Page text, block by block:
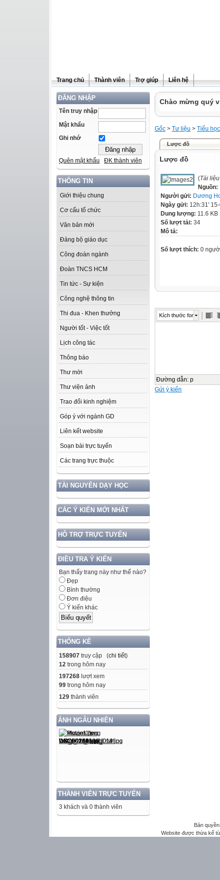
Trang chủ Thành viên Trợ giúp Liên hệ
ĐĂNG NHẬP
Tên truy nhập
Mật khẩu
Ghi nhớ
Quên mật khẩu ĐK thành viên
THÔNG TIN
Giới thiệu chung
Cơ cấu tổ chức
Văn bản mới
Đảng bộ giáo dục
Công đoàn ngành
Đoàn TNCS HCM
Tin tức - Sự kiện
Công nghệ thông tin
Thi đua - Khen thưởng
Người tốt - Việc tốt
Lịch công tác
Thông báo
Thư mời
Thư viện ảnh
Trao đổi kinh nghiệm
Góp ý với ngành GD
Liên kết website
Soạn bài trực tuyến
Các trang trực thuộc
TÀI NGUYÊN DẠY HỌC
CÁC Ý KIẾN MỚI NHẤT
HỖ TRỢ TRỰC TUYẾN
ĐIỀU TRA Ý KIẾN
Bạn thấy trang này như thế nào?
Đẹp
Bình thường
Đơn điệu
Ý kiến khác
THỐNG KÊ
158907 truy cập (chi tiết)
12 trong hôm nay
197268 lượt xem
99 trong hôm nay
129 thành viên
ẢNH NGẪU NHIÊN
THÀNH VIÊN TRỰC TUYẾN
3 khách và 0 thành viên
Chào mừng quý
Gốc > Tư liệu > Tiểu học
Lược đồ
Lược đồ
(Tài
Nguồn:
Người gửi: Dương
Ngày gửi: 12h:31'
Dung lượng: 11.6 KB
Số lượt tải: 34
Mô tả:
Số lượt thích: 0
Kích thước font
Đường dẫn: p
Gửi ý kiến
Bản
Website được thừa kế